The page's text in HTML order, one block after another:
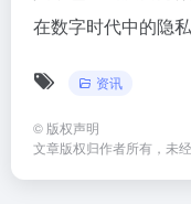
在数字时代中的隐私
资讯
© 版权声明
文章版权归作者所有，未